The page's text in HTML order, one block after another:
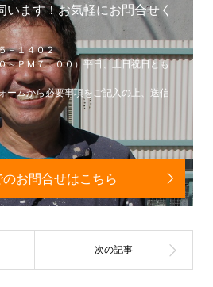
ます！お気軽にお問合せく
－１４０２
ＰＭ７：００）平日、土日祝日とも
ームから必要事項をご記入の上、送信
お問合せはこちら